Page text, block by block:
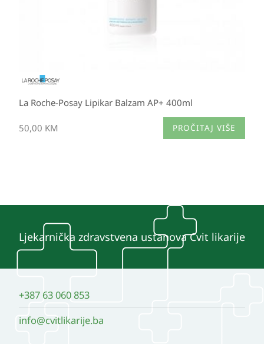
La Roche-Posay Lipikar Balzam AP+ 400ml
50,00 KM PROČITAJ VIŠE
Ljekarnička zdravstvena ustanova Cvit likarije
+387 63 060 853
info@cvitlikarije.ba